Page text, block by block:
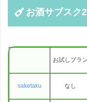
お酒サブスク
お試しプラン
saketaku なし